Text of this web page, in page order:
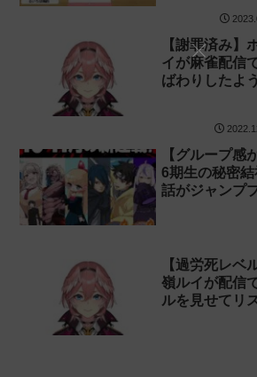
【謝罪済み】
イが麻雀配信
ばわりしたよ
【グループ感
6期生の秘密
話がジャンプ
【過労死レベ
嶺ルイが配信
ルを見せてリ